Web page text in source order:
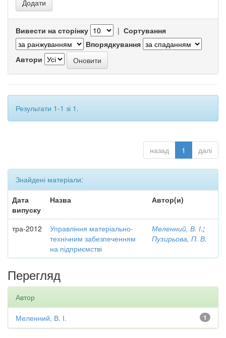
Вивести на сторінку | Сортування
Впорядкування
Автори
Результати 1-1 зі 1.
назад 1 далі
Знайдені матеріали:
Дата
випуску
Назва Автор(и)
тра-2012
Управління матеріально-
технічним забезпеченням
на підприємстві
Меленний, В. І.;
Пузирьова, П. В.
Перегляд
Автор
1
Меленний, В. І.